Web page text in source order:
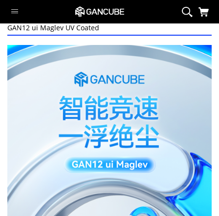
智能系列
磁力系列
旗舰魔方
定制系列
Swift Block
智能系列
GAN12 ui Maglev UV Coated